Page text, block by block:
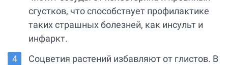
сгустков, что способствует профилактике
таких страшных болезней, как инсульт и
инфаркт.
Соцветия растений избавляют от глистов. В